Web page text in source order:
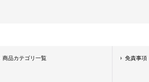
商品カテゴリ一覧 免責事項